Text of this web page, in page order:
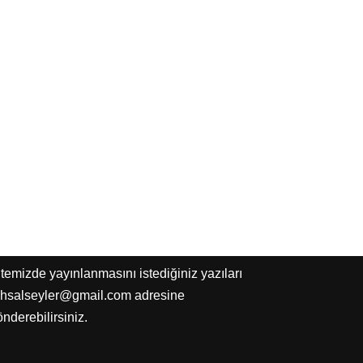
yayınlanmasını istediğiniz yazıları
adresine